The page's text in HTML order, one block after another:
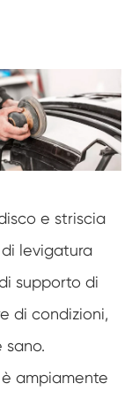
e striscia
levigatura
supporto di
di condizioni,
ampiamente